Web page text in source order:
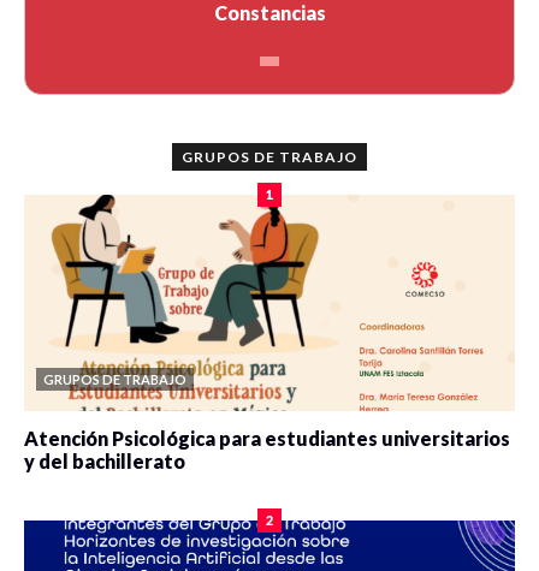
Constancias
GRUPOS DE TRABAJO
1
GRUPOS DE TRABAJO
Atención Psicológica para estudiantes universitarios
y del bachillerato
2